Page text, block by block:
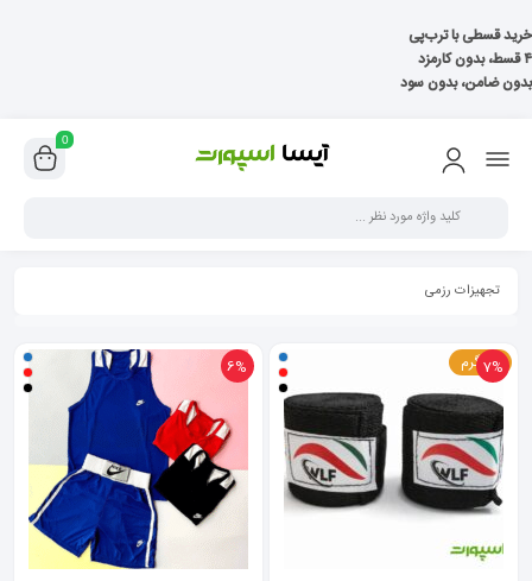
خرید قسطی با ترب‌پی
۴ قسط، بدون کارمزد
بدون ضامن، بدون سود
0
تجهیزات رزمی
7%
80 گرم 6%